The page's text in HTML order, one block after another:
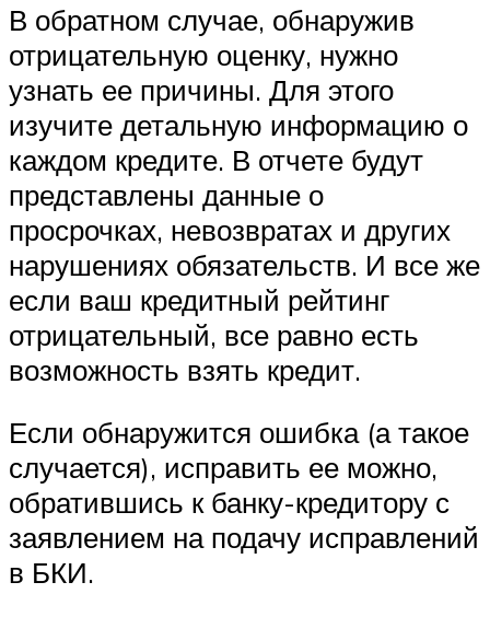
В обратном случае, обнаружив
отрицательную оценку, нужно
узнать ее причины. Для этого
изучите детальную информацию о
каждом кредите. В отчете будут
представлены данные о
просрочках, невозвратах и других
нарушениях обязательств. И все же
если ваш кредитный рейтинг
отрицательный, все равно есть
возможность взять кредит.
Если обнаружится ошибка (а такое
случается), исправить ее можно,
обратившись к банку-кредитору с
заявлением на подачу исправлений
в БКИ.